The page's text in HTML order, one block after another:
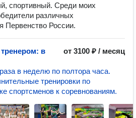
спортивный. Среди моих
различных
Первенство России.
в
от 3100 ₽ / месяц
в неделю по полтора часа.
тренировки по
спортсменов к соревнованиям.